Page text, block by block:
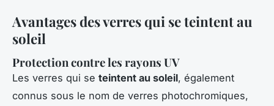
Avantages des verres qui se teintent au
soleil
Protection contre les rayons UV
Les verres qui se teintent au soleil, également
connus sous le nom de verres photochromiques,